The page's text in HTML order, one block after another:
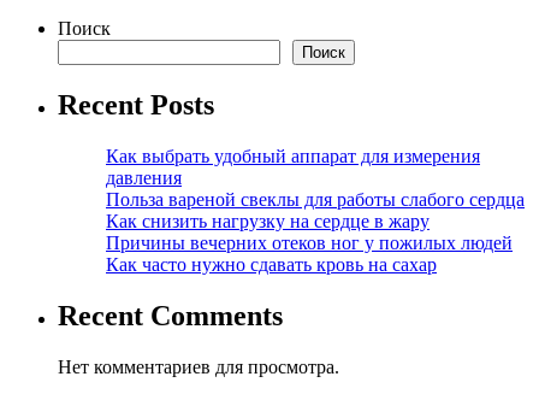
Поиск
Поиск
Recent Posts
Как выбрать удобный аппарат для измерения
давления
Польза вареной свеклы для работы слабого сердца
Как снизить нагрузку на сердце в жару
Причины вечерних отеков ног у пожилых людей
Как часто нужно сдавать кровь на сахар
Recent Comments
Нет комментариев для просмотра.